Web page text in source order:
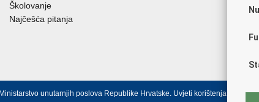
Školovanje
Najčešća pitanja
unutarnjih poslova Republike Hrvatske. Uvjeti korištenja. Izjava